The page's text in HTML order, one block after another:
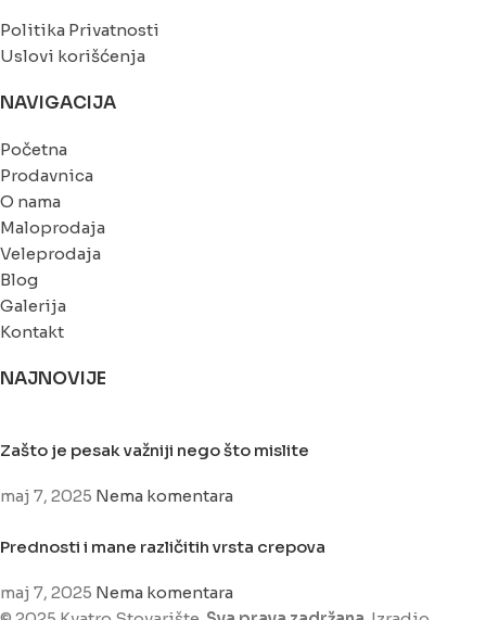
Politika Privatnosti
Uslovi korišćenja
NAVIGACIJA
Početna
Prodavnica
O nama
Maloprodaja
Veleprodaja
Blog
Galerija
Kontakt
NAJNOVIJE
Zašto je pesak važniji nego što mislite
maj 7, 2025 Nema komentara
Prednosti i mane različitih vrsta crepova
maj 7, 2025 Nema komentara